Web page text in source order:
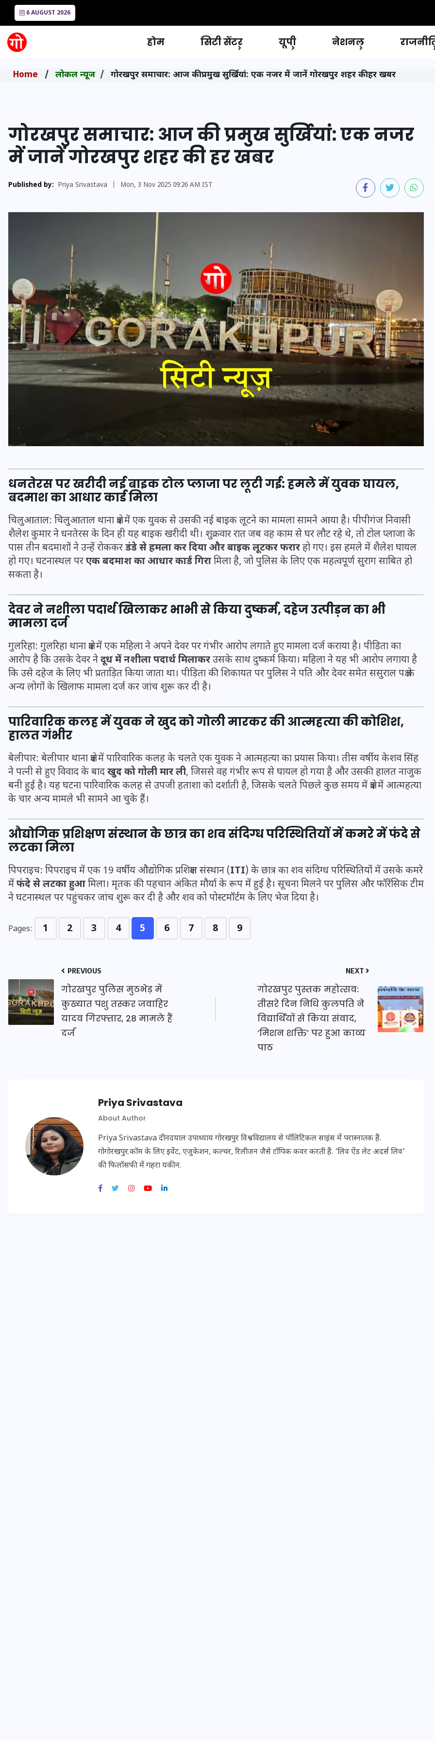
6 AUGUST 2026
होम सिटी सेंटर यूपी नेशनल
Home लोकल न्यूज गोरखपुर समाचार: आज की प्रमुख सुर्खियां: एक नजर में जानें गोरखपुर शहर की हर खबर
गोरखपुर समाचार: आज की प्रमुख सुर्खियां: एक नजर
में जानें गोरखपुर शहर की हर खबर
Published by: Priya Srivastava Mon, 3 Nov 2025 09:26 AM IST
धनतेरस पर खरीदी नई बाइक टोल प्लाजा पर लूटी गई: हमले में युवक घायल,
बदमाश का आधार कार्ड मिला
चिलुआताल: चिलुआताल थाना क्षेत्र में एक युवक से उसकी नई बाइक लूटने का मामला सामने आया है। पीपीगंज निवासी
शैलेश कुमार ने धनतेरस के दिन ही यह बाइक खरीदी थी। शुक्रवार रात जब वह काम से घर लौट रहे थे, तो टोल प्लाजा के
पास तीन बदमाशों ने उन्हें रोककरडंडे से हमला कर दिया और बाइक लूटकर फरारहो गए। इस हमले में शैलेश घायल
हो गए। घटनास्थल परएक बदमाश का आधार कार्ड गिरामिला है, जो पुलिस के लिए एक महत्वपूर्ण सुराग साबित हो
सकता है।
देवर ने नशीला पदार्थ खिलाकर भाभी से किया दुष्कर्म, दहेज उत्पीड़न का भी
मामला दर्ज
गुलरिहा: गुलरिहा थाना क्षेत्र में एक महिला ने अपने देवर पर गंभीर आरोप लगाते हुए मामला दर्ज कराया है। पीड़िता का
आरोप है कि उसके देवर नेदूध में नशीला पदार्थ मिलाकरउसके साथ दुष्कर्म किया। महिला ने यह भी आरोप लगाया है
कि उसे दहेज के लिए भी प्रताड़ित किया जाता था। पीड़िता की शिकायत पर पुलिस ने पति और देवर समेत ससुराल पक्ष के
अन्य लोगों के खिलाफ मामला दर्ज कर जांच शुरू कर दी है।
पारिवारिक कलह में युवक ने खुद को गोली मारकर की आत्महत्या की कोशिश,
हालत गंभीर
बेलीपार: बेलीपार थाना क्षेत्र में पारिवारिक कलह के चलते एक युवक ने आत्महत्या का प्रयास किया। तीस वर्षीय केशव सिंह
ने पत्नी से हुए विवाद के बादखुद को गोली मार ली, जिससे वह गंभीर रूप से घायल हो गया है और उसकी हालत नाजुक
बनी हुई है। यह घटना पारिवारिक कलह से उपजी हताशा को दर्शाती है, जिसके चलते पिछले कुछ समय में क्षेत्र में आत्महत्या
के चार अन्य मामले भी सामने आ चुके हैं।
औद्योगिक प्रशिक्षण संस्थान के छात्र का शव संदिग्ध परिस्थितियों में कमरे में फंदे से
लटका मिला
पिपराइच: पिपराइच में एक 19 वर्षीय औद्योगिक प्रशिक्षण संस्थान (ITI) के छात्र का शव संदिग्ध परिस्थितियों में उसके कमरे
मेंफंदे से लटका हुआमिला। मृतक की पहचान अंकित मौर्या के रूप में हुई है। सूचना मिलने पर पुलिस और फॉरेंसिक टीम
ने घटनास्थल पर पहुंचकर जांच शुरू कर दी है और शव को पोस्टमॉर्टम के लिए भेज दिया है।
Pages: 1 2 3 4 5 6 7 8 9
PREVIOUS
गोरखपुर पुलिस मुठभेड़ में
कुख्यात पशु तस्कर जवाहिर
यादव गिरफ्तार, 28 मामले हैं
दर्ज
NEXT
गोरखपुर पुस्तक महोत्सव:
तीसरे दिन निधि कुलपति ने
विद्यार्थियों से किया संवाद,
‘मिशन शक्ति’ पर हुआ काव्य
पाठ
Priya Srivastava
About Author
Priya Srivastava दीनदयाल उपाध्याय गोरखपुर विश्वविद्यालय से पॉलिटिकल साइंस में परास्नातक हैं.
गोगोरखपुर.कॉम के लिए इवेंट, एजुकेशन, कल्चर, रिलीजन जैसे टॉपिक कवर करती हैं. 'लिव ऐंड लेट अदर्स लिव'
की फिलॉसफी में गहरा यकीन.
यूपी लेखपाल भर्ती: ओबीसी को
मिली बड़ी राहत, 2158 पदों पर
बंपर वैकेंसी, जनरल कोटे में भारी
कटौती
वोटर लिस्ट पुनरीक्षण कार्यक्रम में
हुआ बदलाव, देखें नई तारीखों की
पूरी लिस्ट
30 दिसम्बर 2025
अड़चन: डेटा सिक्योरिटी और
स्पेक्ट्रम की कीमत पर फंसा पेंच,
आया बड़ा अपडेट
30 दिसम्बर 2025
अड़चन: डेटा सिक्योरिटी और
स्पेक्ट्रम की कीमत पर फंसा पेंच,
30 दिसम्बर 2025
2025: यूपी में लेखपाल के पदों
पर बंपर भर्ती का विज्ञापन जारी,
जानें कब से शुरू होंगे आवेदन
16 दिसम्बर 2025
2025: यूपी में लेखपाल के पदों
पर बंपर भर्ती का विज्ञापन जारी,
16 दिसम्बर 2025
जिस कमरे में बिना बिजली-पंखे
20 जनवरी 2026
जिस कमरे में बिना बिजली-पंखे
के बीते 4 साल, उसे देख भावुक